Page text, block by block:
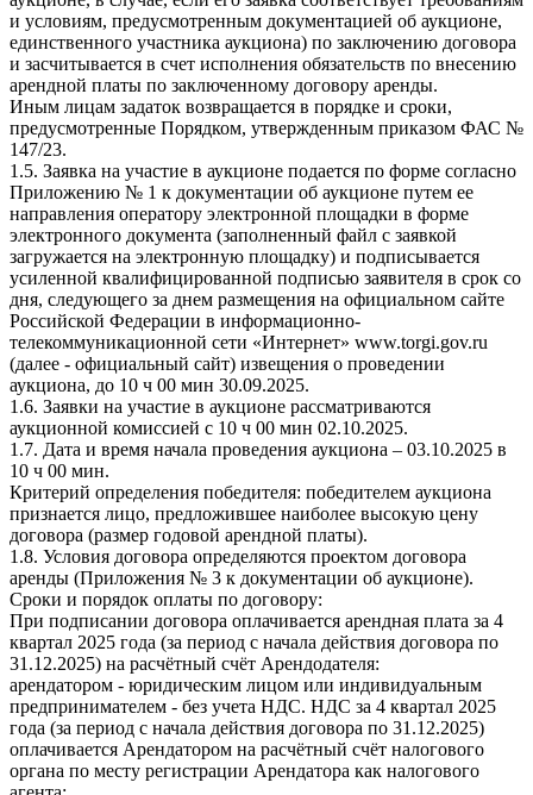
и условиям, предусмотренным документацией об аукционе,
единственного участника аукциона) по заключению договора
и засчитывается в счет исполнения обязательств по внесению
арендной платы по заключенному договору аренды.
Иным лицам задаток возвращается в порядке и сроки,
предусмотренные Порядком, утвержденным приказом ФАС №
147/23.
1.5. Заявка на участие в аукционе подается по форме согласно
Приложению № 1 к документации об аукционе путем ее
направления оператору электронной площадки в форме
электронного документа (заполненный файл с заявкой
загружается на электронную площадку) и подписывается
усиленной квалифицированной подписью заявителя в срок со
дня, следующего за днем размещения на официальном сайте
Российской Федерации в информационно-
телекоммуникационной сети «Интернет» www.torgi.gov.ru
(далее - официальный сайт) извещения о проведении
аукциона, до 10 ч 00 мин 30.09.2025.
1.6. Заявки на участие в аукционе рассматриваются
аукционной комиссией с 10 ч 00 мин 02.10.2025.
1.7. Дата и время начала проведения аукциона – 03.10.2025 в
10 ч 00 мин.
Критерий определения победителя: победителем аукциона
признается лицо, предложившее наиболее высокую цену
договора (размер годовой арендной платы).
1.8. Условия договора определяются проектом договора
аренды (Приложения № 3 к документации об аукционе).
Сроки и порядок оплаты по договору:
При подписании договора оплачивается арендная плата за 4
квартал 2025 года (за период с начала действия договора по
31.12.2025) на расчётный счёт Арендодателя:
арендатором - юридическим лицом или индивидуальным
предпринимателем - без учета НДС. НДС за 4 квартал 2025
года (за период с начала действия договора по 31.12.2025)
оплачивается Арендатором на расчётный счёт налогового
органа по месту регистрации Арендатора как налогового